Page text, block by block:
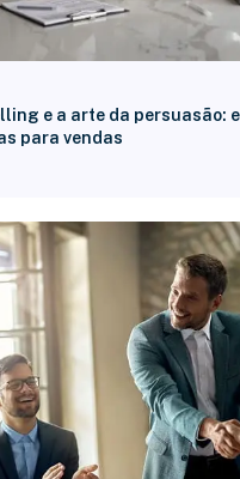
e a arte da persuasão:
para vendas